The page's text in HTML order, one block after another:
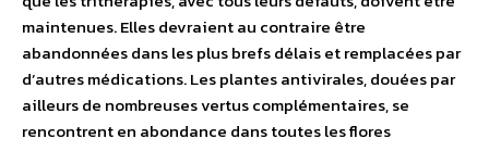
maintenues. Elles devraient au contraire être
abandonnées dans les plus brefs délais et remplacées par
d’autres médications. Les plantes antivirales, douées par
ailleurs de nombreuses vertus complémentaires, se
rencontrent en abondance dans toutes les flores